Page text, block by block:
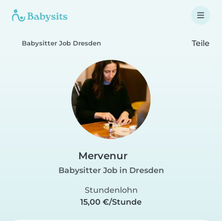
Babysitter Job Dresden Teile
Mervenur
Babysitter Job in Dresden
Stundenlohn
15,00 €/Stunde